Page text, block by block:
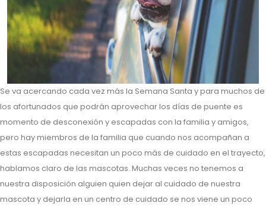
Se va acercando cada vez más la Semana Santa y para muchos de
los afortunados que podrán aprovechar los días de puente es
momento de desconexión y escapadas con la familia y amigos,
pero hay miembros de la familia que cuando nos acompañan a
estas escapadas necesitan un poco más de cuidado en el trayecto,
hablamos claro de las mascotas. Muchas veces no tenemos a
nuestra disposición alguien quien dejar al cuidado de nuestra
mascota y dejarla en un centro de cuidado se nos viene un poco